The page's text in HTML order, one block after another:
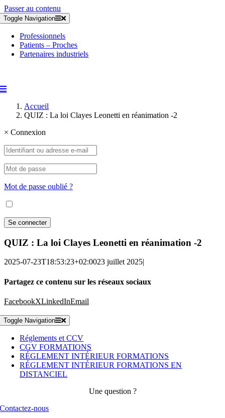
Passer au contenu
Toggle Navigation
Professionnels
Patients – Proches
Partenaires industriels
Accueil
QUIZ : La loi Clayes Leonetti en réanimation -2
× Connexion
Mot de passe oublié ?
QUIZ : La loi Clayes Leonetti en réanimation -2
2025-07-23T18:53:23+02:0023 juillet 2025|
Partagez ce contenu sur les réseaux sociaux
FacebookXLinkedInEmail
Toggle Navigation
Réglements et CCV
CGV FORMATIONS
RÉGLEMENT INTÉRIEUR FORMATIONS
RÉGLEMENT INTÉRIEUR FORMATIONS EN
DISTANCIEL
Une question ?
Contactez-nous